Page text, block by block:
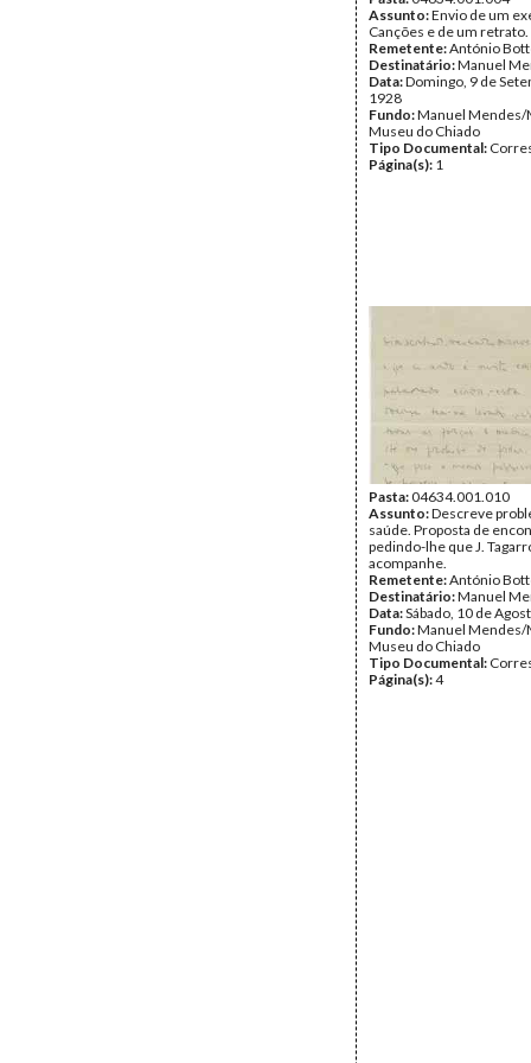
Assunto:Envio de um
Canções e de um retrato.
Remetente:António
Destinatário:Manuel
Data:Domingo, 9 de
1928
Fundo:Manuel Mendes/
Museu do Chiado
Tipo Documental:
Página(s): 1
Pasta:04634.001.010
Assunto:Descreve
saúde. Proposta de
pedindo-lhe que J.
acompanhe.
Remetente:António
Destinatário:Manuel
Data:Sábado, 10 de
Fundo:Manuel Mendes/
Museu do Chiado
Tipo Documental:
Página(s):4